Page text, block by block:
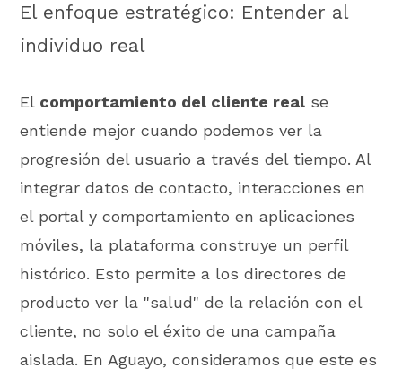
El enfoque estratégico: Entender al
individuo real
El comportamiento del cliente real se
entiende mejor cuando podemos ver la
progresión del usuario a través del tiempo. Al
integrar datos de contacto, interacciones en
el portal y comportamiento en aplicaciones
móviles, la plataforma construye un perfil
histórico. Esto permite a los directores de
producto ver la "salud" de la relación con el
cliente, no solo el éxito de una campaña
aislada. En Aguayo, consideramos que este es